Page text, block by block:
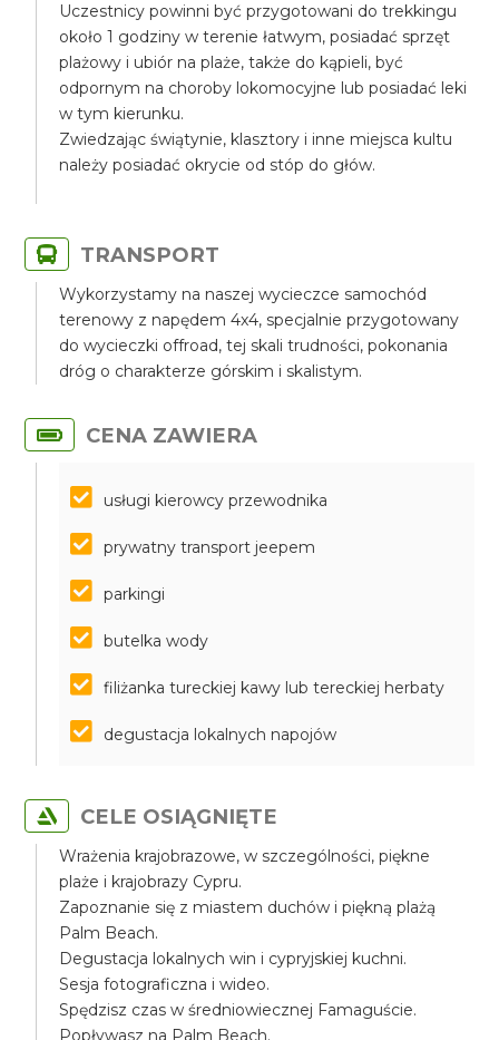
Uczestnicy powinni być przygotowani do trekkingu
około 1 godziny w terenie łatwym, posiadać sprzęt
plażowy i ubiór na plaże, także do kąpieli, być
odpornym na choroby lokomocyjne lub posiadać leki
w tym kierunku.
Zwiedzając świątynie, klasztory i inne miejsca kultu
należy posiadać okrycie od stóp do głów.
TRANSPORT
Wykorzystamy na naszej wycieczce samochód
terenowy z napędem 4x4, specjalnie przygotowany
do wycieczki offroad, tej skali trudności, pokonania
dróg o charakterze górskim i skalistym.
CENA ZAWIERA
usługi kierowcy przewodnika
prywatny transport jeepem
parkingi
butelka wody
filiżanka tureckiej kawy lub tereckiej herbaty
degustacja lokalnych napojów
CELE OSIĄGNIĘTE
Wrażenia krajobrazowe, w szczególności, piękne
plaże i krajobrazy Cypru.
Zapoznanie się z miastem duchów i piękną plażą
Palm Beach.
Degustacja lokalnych win i cypryjskiej kuchni.
Sesja fotograficzna i wideo.
Spędzisz czas w średniowiecznej Famaguście.
Popływasz na Palm Beach.